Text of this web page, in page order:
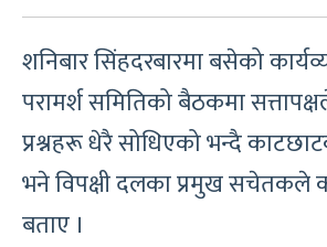
शनिबार सिंहदरबारमा बसेको
परामर्श समितिको बैठकमा
प्रश्नहरू धेरै सोधिएको भन्दै
भने विपक्षी दलका प्रमुख सचेतकले
बताए ।